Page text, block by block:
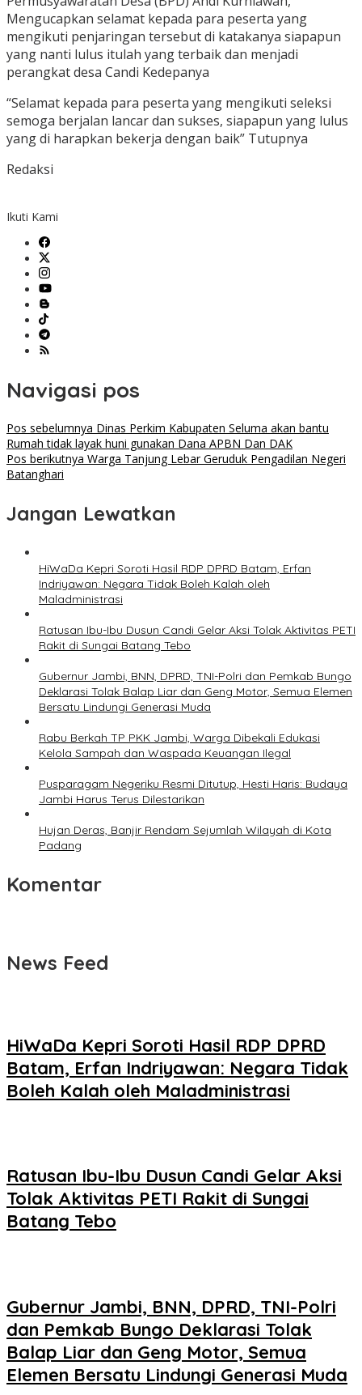
Mengucapkan selamat kepada para peserta yang
mengikuti penjaringan tersebut di katakanya siapapun
yang nanti lulus itulah yang terbaik dan menjadi
perangkat desa Candi Kedepanya
“Selamat kepada para peserta yang mengikuti seleksi
semoga berjalan lancar dan sukses, siapapun yang lulus
yang di harapkan bekerja dengan baik” Tutupnya
Redaksi
Ikuti Kami
Navigasi pos
Pos sebelumnya Dinas Perkim Kabupaten Seluma akan bantu
Rumah tidak layak huni gunakan Dana APBN Dan DAK
Pos berikutnya Warga Tanjung Lebar Geruduk Pengadilan Negeri
Batanghari
Jangan Lewatkan
HiWaDa Kepri Soroti Hasil RDP DPRD Batam, Erfan
Indriyawan: Negara Tidak Boleh Kalah oleh
Maladministrasi
Ratusan Ibu-Ibu Dusun Candi Gelar Aksi Tolak Aktivitas PETI
Rakit di Sungai Batang Tebo
Gubernur Jambi, BNN, DPRD, TNI-Polri dan Pemkab Bungo
Deklarasi Tolak Balap Liar dan Geng Motor, Semua Elemen
Bersatu Lindungi Generasi Muda
Rabu Berkah TP PKK Jambi, Warga Dibekali Edukasi
Kelola Sampah dan Waspada Keuangan Ilegal
Pusparagam Negeriku Resmi Ditutup, Hesti Haris: Budaya
Jambi Harus Terus Dilestarikan
Hujan Deras, Banjir Rendam Sejumlah Wilayah di Kota
Padang
Komentar
News Feed
HiWaDa Kepri Soroti Hasil RDP DPRD
Batam, Erfan Indriyawan: Negara Tidak
Boleh Kalah oleh Maladministrasi
Ratusan Ibu-Ibu Dusun Candi Gelar Aksi
Tolak Aktivitas PETI Rakit di Sungai
Batang Tebo
Gubernur Jambi, BNN, DPRD, TNI-Polri
dan Pemkab Bungo Deklarasi Tolak
Balap Liar dan Geng Motor, Semua
Elemen Bersatu Lindungi Generasi Muda